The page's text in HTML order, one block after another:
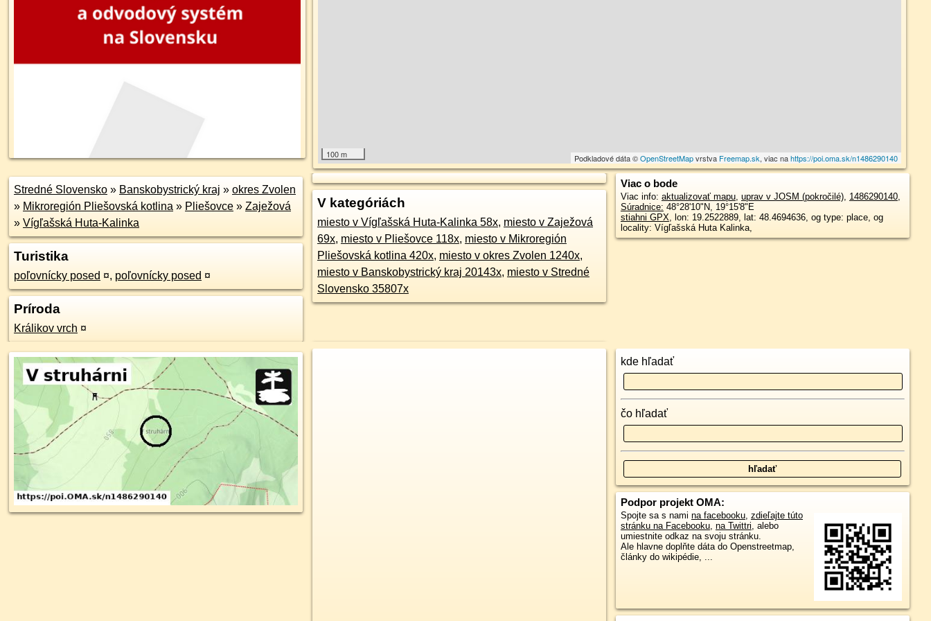
100 m Podkladové dáta ©OpenStreetMapvrstva Freemap.sk, viac nahttps://poi.oma.sk/n1486290140
Stredné Slovensko » Banskobystrický kraj » okres Zvolen
» Mikroregión Pliešovská kotlina » Pliešovce » Zaježová
» Vígľašská Huta-Kalinka
Turistika
poľovnícky posed ¤, poľovnícky posed ¤
Príroda
Králikov vrch ¤
V kategóriách
miesto v Vígľašská Huta-Kalinka 58x, miesto v Zaježová
69x, miesto v Pliešovce 118x, miesto v Mikroregión
Pliešovská kotlina 420x, miesto v okres Zvolen 1240x,
miesto v Banskobystrický kraj 20143x, miesto v Stredné
Slovensko 35807x
Viac o bode
Viac info: aktualizovať mapu, uprav v JOSM (pokročilé), 1486290140,
Súradnice: 48°28'10"N, 19°15'8"E
stiahni GPX, lon: 19.2522889, lat: 48.4694636, og type: place, og
locality: Vígľašská Huta Kalinka,
kde hľadať
čo hľadať
Podpor projekt OMA:
Spojte sa s nami na facebooku, zdieľajte túto
stránku na Facebooku, na Twittri, alebo
umiestnite odkaz na svoju stránku.
Ale hlavne doplňte dáta do Openstreetmap,
články do wikipédie, ...